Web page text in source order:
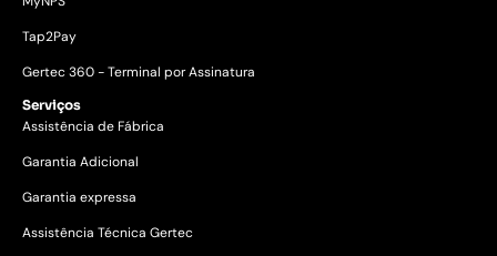
Tap2Pay
Gertec 360 - Terminal por Assinatura
Serviços
Assistência de Fábrica
Garantia Adicional
Garantia expressa
Assistência Técnica Gertec